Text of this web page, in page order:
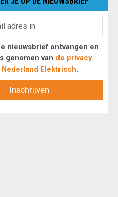
nieuwsbrief ontvangen en
genomen van de privacy
Nederland Elektrisch.
Inschrijven